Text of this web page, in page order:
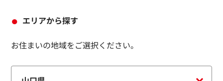
エリアから探す
お住まいの地域をご選択ください。